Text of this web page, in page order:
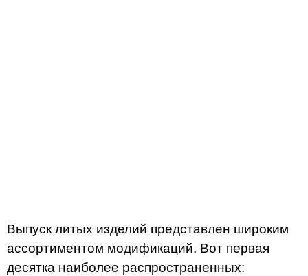
Выпуск литых изделий представлен широким
ассортиментом модификаций. Вот первая
десятка наиболее распространенных: